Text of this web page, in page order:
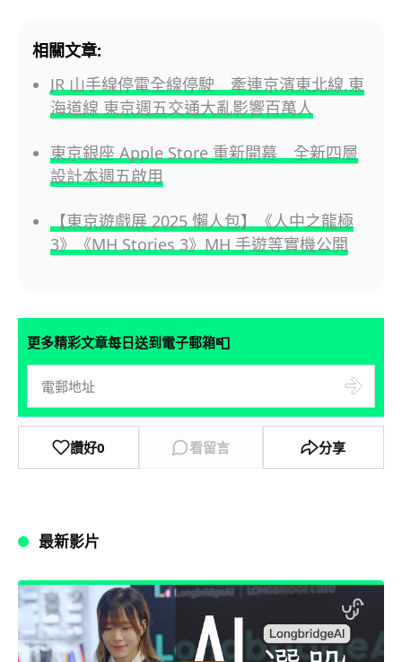
相關文章:
JR 山手線停電全線停駛 牽連京濱東北線,東
海道線 東京週五交通大亂影響百萬人
東京銀座 Apple Store 重新開幕 全新四層
設計本週五啟用
【東京遊戲展 2025 懶人包】《人中之龍極
3》《MH Stories 3》MH 手遊等實機公開
更多精彩文章每日送到電子郵箱📮
讚好0 看留言 分享
最新影片